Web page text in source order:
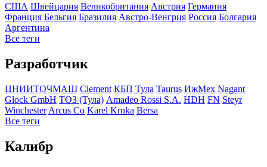
США Швейцария Великобритания Австрия Германия
Франция Бельгия Бразилия Австро-Венгрия Росcия Болгария
Аргентина
Все теги
Разработчик
ЦНИИТОЧМАШ Clement КБП Тула Taurus ИжМех Nagant
Glock GmbH ТОЗ (Тула) Amadeo Rossi S.A. HDH FN Steyr
Winchester Arcus Co Karel Krnka Bersa
Все теги
Калибр